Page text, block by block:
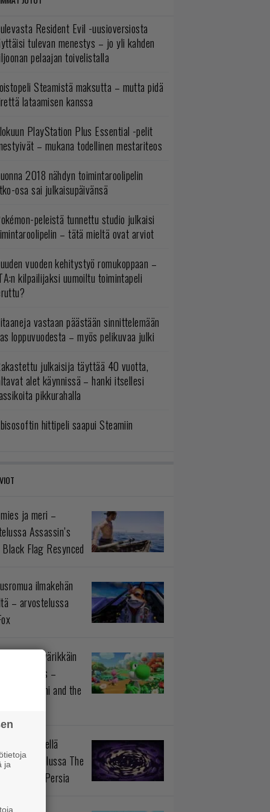
Resident Evil -uusioversiosta
tulevan menestys – jo yli kahden
pelaajan toivelistalla
Steamistä maksutta – mutta pidä
lataamisen kanssa
PlayStation Plus Essential -pelit
– mukana todellinen mestariteos
2018 nähdyn toimintaroolipelin
osa sai julkaisupäivänsä
peleistä tunnettu studio julkaisi
– tätä mieltä ovat arviot
vuoden kehitystyö romukoppaan –
kilpailijaksi uumoiltu toimintapeli
vastaan päästään sinnittelemään
loppuvuodesta – myös pelikuvaa julki
julkaisija täyttää 40 vuotta,
alet käynnissä – hanki itsellesi
pikkurahalla
hittipeli saapui Steamiin
ja meri –
Assassin’s
Black Flag Resynced
ilmakehän
– arvostelussa
värikkäin
–
Yoshi and the
prinssi siellä
– arvostelussa The
Prince of Persia
ja